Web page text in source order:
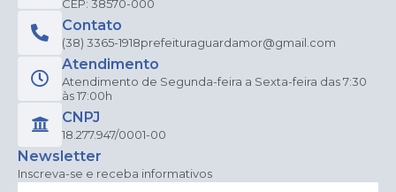
CEP: 38570-000
Contato
(38) 3365-1918prefeituraguardamor@gmail.com
Atendimento
Atendimento de Segunda-feira a Sexta-feira das 7:30
às 17:00h
CNPJ
18.277.947/0001-00
Newsletter
Inscreva-se e receba informativos